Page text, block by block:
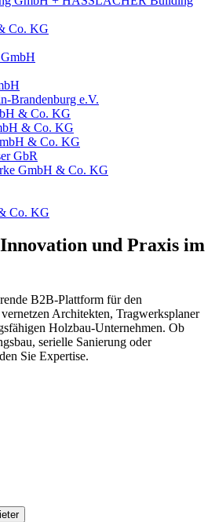
Innovation und Praxis im
B2B-Plattform für den
Architekten, Tragwerksplaner
Holzbau-Unternehmen. Ob
serielle Sanierung oder
Sie Expertise.